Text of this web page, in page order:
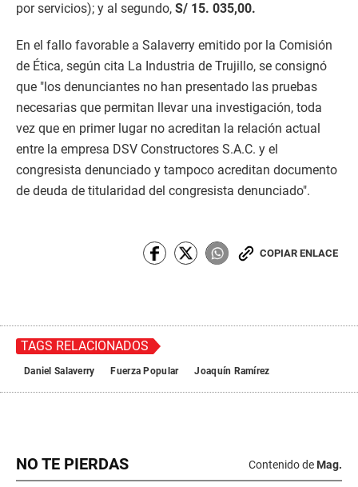
por servicios); y al segundo, S/ 15. 035,00.
En el fallo favorable a Salaverry emitido por la Comisión
de Ética, según cita La Industria de Trujillo, se consignó
que "los denunciantes no han presentado las pruebas
necesarias que permitan llevar una investigación, toda
vez que en primer lugar no acreditan la relación actual
entre la empresa DSV Constructores S.A.C. y el
congresista denunciado y tampoco acreditan documento
de deuda de titularidad del congresista denunciado".
COPIAR ENLACE
TAGS RELACIONADOS
Daniel Salaverry Fuerza Popular Joaquín Ramírez
NO TE PIERDAS Contenido de Mag.